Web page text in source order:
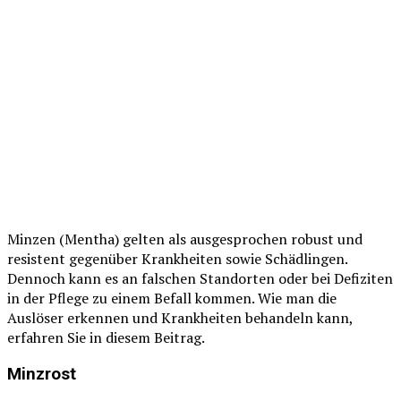
Minzen (Mentha) gelten als ausgesprochen robust und
resistent gegenüber Krankheiten sowie Schädlingen.
Dennoch kann es an falschen Standorten oder bei Defiziten
in der Pflege zu einem Befall kommen. Wie man die
Auslöser erkennen und Krankheiten behandeln kann,
erfahren Sie in diesem Beitrag.
Minzrost